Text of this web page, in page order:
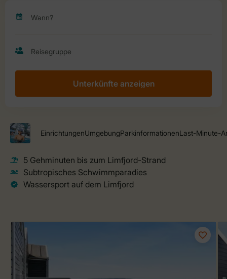
Unterkünfte anzeigen